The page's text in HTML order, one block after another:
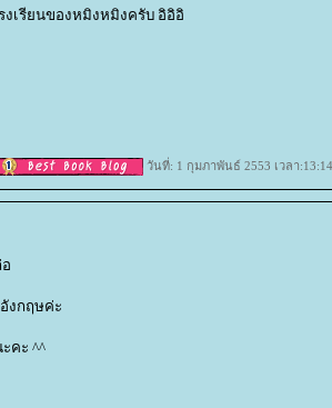
งเรียนของหมิงหมิงครับ อิอิอิ
วันที่: 1 กุมภาพันธ์ 2553 เวลา
งกฤษค่ะ
คะ ^^